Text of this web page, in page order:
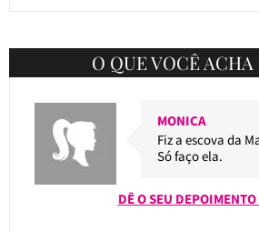
O QUE VOCÊ ACHA
MONICA
Fiz a escova da
Só faço ela.
DÊ O SEU